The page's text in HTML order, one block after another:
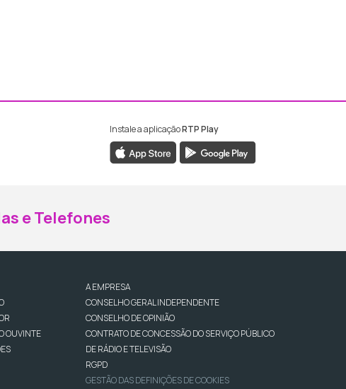
da RTP Madeira
Instagram da RTP Madeira
Instale a aplicaçãoRTP Play
e Telefones
OUVINTE
A EMPRESA
CONSELHO GERAL INDEPENDENTE
CONSELHO DE OPINIÃO
CONTRATO DE CONCESSÃO DO SERVIÇO PÚBLICO
DE RÁDIO E TELEVISÃO
RGPD
GESTÃO DAS DEFINIÇÕES DE COOKIES